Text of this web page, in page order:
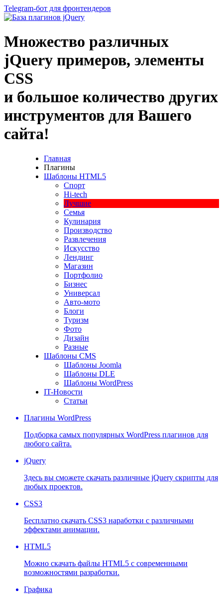
Telegram-бот для фронтендеров
Множество различных
jQuery примеров, элементы
CSS
и большое количество других
инструментов для Вашего
сайта!
Главная
Плагины
Шаблоны HTML5
Спорт
Hi-tech
Лучшие
Семья
Кулинария
Производство
Развлечения
Искусство
Лендинг
Магазин
Портфолио
Бизнес
Универсал
Авто-мото
Блоги
Туризм
Фото
Дизайн
Разные
Шаблоны CMS
Шаблоны Joomla
Шаблоны DLE
Шаблоны WordPress
IT-Новости
Статьи
Плагины WordPress
Подборка самых популярных WordPress плагинов для
любого сайта.
jQuery
Здесь вы сможете скачать различные jQuery скрипты для
любых проектов.
CSS3
Бесплатно скачать CSS3 наработки с различными
эффектами анимации.
HTML5
Можно скачать файлы HTML5 с современными
возможностями разработки.
Графика